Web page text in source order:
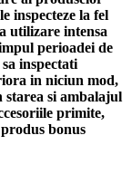
inspecteze la fel
utilizare intensa
perioadei de
inspectati
in niciun mod,
starea si ambalajul
primite,
bonus